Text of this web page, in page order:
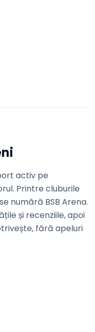
activ pe
Printre cluburile
numără BSB Arena.
și recenziile, apoi
fără apeluri